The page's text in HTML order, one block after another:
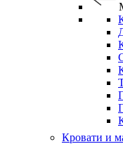
Кровати и